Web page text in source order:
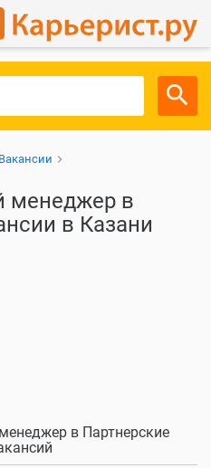
менеджер в
в Казани
в Партнерские